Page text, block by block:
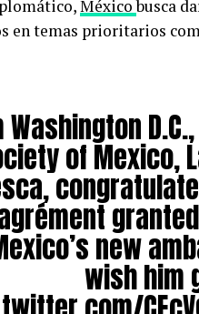
Méxicobusca
en temas prioritarios
Washington
of Mexico,
new
wish him